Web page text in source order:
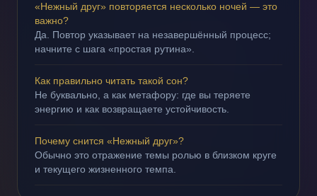
«Нежный друг» повторяется несколько ночей — это
важно?
Да. Повтор указывает на незавершённый процесс;
начните с шага «простая рутина».
Как правильно читать такой сон?
Не буквально, а как метафору: где вы теряете
энергию и как возвращаете устойчивость.
Почему снится «Нежный друг»?
Обычно это отражение темы ролью в близком круге
и текущего жизненного темпа.